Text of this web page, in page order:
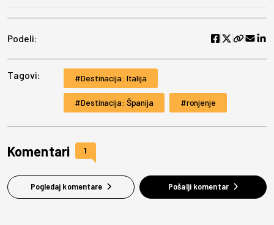
Podeli:
Tagovi: Destinacija: Italija
Destinacija: Španija ronjenje
Komentari 1
Pogledaj komentare Pošalji komentar